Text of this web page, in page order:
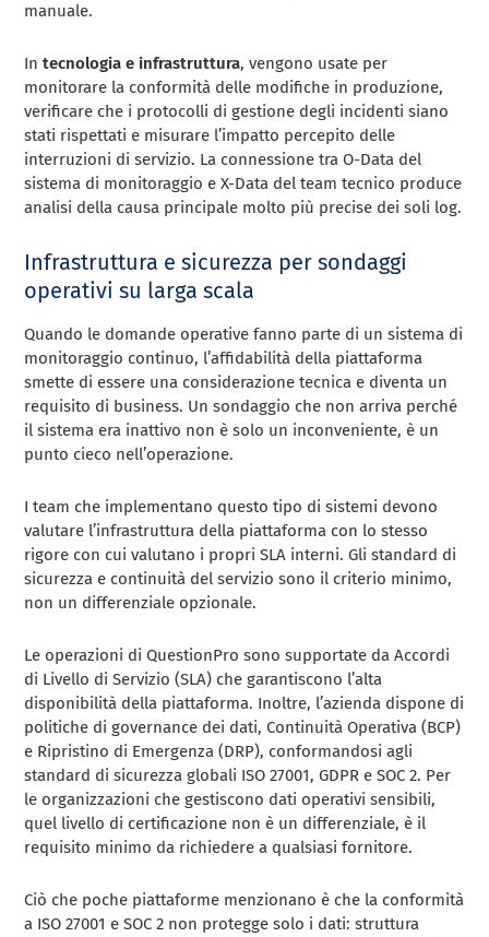
manuale.
Intecnologia e infrastruttura, vengono usate per
monitorare la conformità delle modifiche in produzione,
verificare che i protocolli di gestione degli incidenti siano
stati rispettati e misurare l’impatto percepito delle
interruzioni di servizio. La connessione tra O-Data del
sistema di monitoraggio e X-Data del team tecnico produce
analisi della causa principale molto più precise dei soli log.
Infrastruttura e sicurezza per sondaggi
operativi su larga scala
Quando le domande operative fanno parte di un sistema di
monitoraggio continuo, l’affidabilità della piattaforma
smette di essere una considerazione tecnica e diventa un
requisito di business. Un sondaggio che non arriva perché
il sistema era inattivo non è solo un inconveniente, è un
punto cieco nell’operazione.
I team che implementano questo tipo di sistemi devono
valutare l’infrastruttura della piattaforma con lo stesso
rigore con cui valutano i propri SLA interni. Gli standard di
sicurezza e continuità del servizio sono il criterio minimo,
non un differenziale opzionale.
Le operazioni di QuestionPro sono supportate da Accordi
di Livello di Servizio (SLA) che garantiscono l’alta
disponibilità della piattaforma. Inoltre, l’azienda dispone di
politiche di governance dei dati, Continuità Operativa (BCP)
e Ripristino di Emergenza (DRP), conformandosi agli
standard di sicurezza globali ISO 27001, GDPR e SOC 2. Per
le organizzazioni che gestiscono dati operativi sensibili,
quel livello di certificazione non è un differenziale, è il
requisito minimo da richiedere a qualsiasi fornitore.
Ciò che poche piattaforme menzionano è che la conformità
a ISO 27001 e SOC 2 non protegge solo i dati: struttura